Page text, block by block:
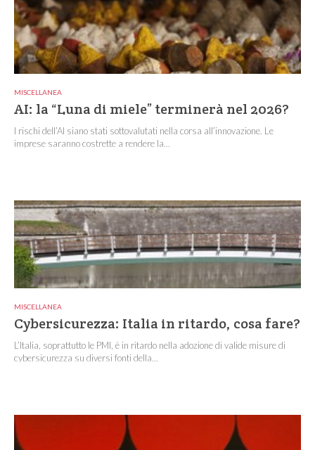
MISCELLANEA
AI: la “Luna di miele” terminerà nel 2026?
I rischi dell’AI siano stati sottovalutati nella corsa all’innovazione. Le
imprese saranno costrette a rendere la...
MISCELLANEA
Cybersicurezza: Italia in ritardo, cosa fare?
L’Italia, soprattutto le PMI, è in ritardo nella adozione di valide misure di
cybersicurezza su diversi fonti della...